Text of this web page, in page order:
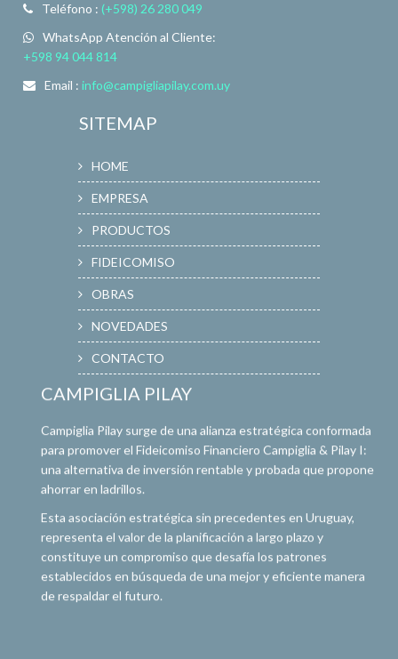
Teléfono : (+598) 26 280 049
WhatsApp Atención al Cliente:
+598 94 044 814
Email :info@campigliapilay.com.uy
SITEMAP
HOME
EMPRESA
PRODUCTOS
FIDEICOMISO
OBRAS
NOVEDADES
CONTACTO
CAMPIGLIA PILAY
Campiglia Pilay surge de una alianza estratégica conformada
para promover el Fideicomiso Financiero Campiglia & Pilay I:
una alternativa de inversión rentable y probada que propone
ahorrar en ladrillos.
Esta asociación estratégica sin precedentes en Uruguay,
representa el valor de la planificación a largo plazo y
constituye un compromiso que desafía los patrones
establecidos en búsqueda de una mejor y eficiente manera
de respaldar el futuro.